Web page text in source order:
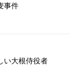
事件
大根侍役者